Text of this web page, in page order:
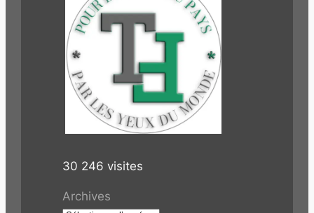
30 246 visites
Archives